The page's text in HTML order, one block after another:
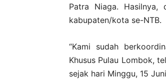
Patra Niaga.
kabupaten/kota se-NTB.
“Kami sudah
Khusus Pulau Lombok,
sejak hari Minggu, 15